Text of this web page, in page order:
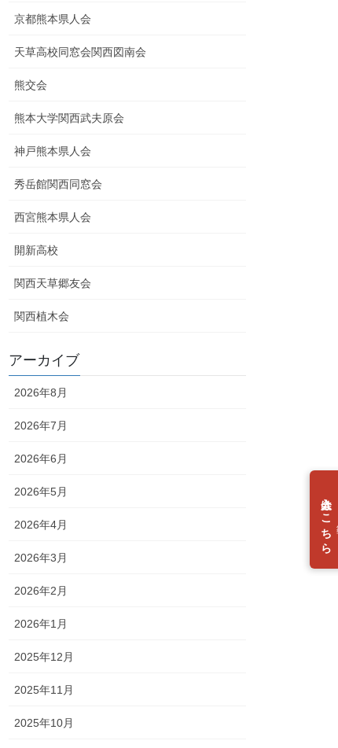
京都熊本県人会
天草高校同窓会関西図南会
熊交会
熊本大学関西武夫原会
神戸熊本県人会
秀岳館関西同窓会
西宮熊本県人会
開新高校
関西天草郷友会
関西植木会
アーカイブ
2026年8月
2026年7月
2026年6月
2026年5月
2026年4月
2026年3月
2026年2月
2026年1月
2025年12月
2025年11月
2025年10月
入会はこちら